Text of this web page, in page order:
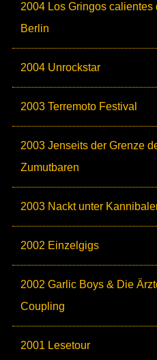
2004 Los Gringos calientes
Berlin
2004 Unrockstar
2003 Terremoto Festival
2003 Jenseits der Grenze
Zumutbaren
2003 Nackt unter
2002 Einzelgigs
2002 Garlic Boys & Die
Coupling
2001 Lesetour